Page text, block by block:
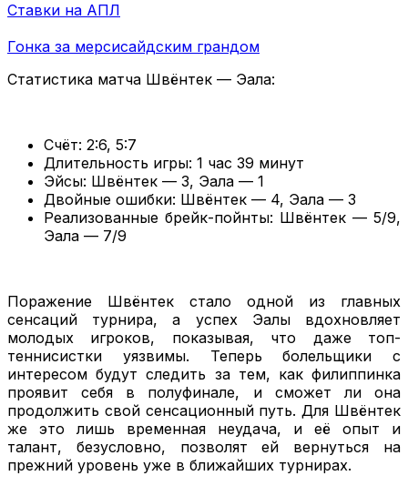
Ставки на АПЛ
Гонка за мерсисайдским грандом
Статистика матча Швёнтек — Эала:
Счёт: 2:6, 5:7
Длительность игры: 1 час 39 минут
Эйсы: Швёнтек — 3, Эала — 1
Двойные ошибки: Швёнтек — 4, Эала — 3
Реализованные брейк-пойнты: Швёнтек — 5/9,
Эала — 7/9
Поражение Швёнтек стало одной из главных
сенсаций турнира, а успех Эалы вдохновляет
молодых игроков, показывая, что даже топ-
теннисистки уязвимы. Теперь болельщики с
интересом будут следить за тем, как филиппинка
проявит себя в полуфинале, и сможет ли она
продолжить свой сенсационный путь. Для Швёнтек
же это лишь временная неудача, и её опыт и
талант, безусловно, позволят ей вернуться на
прежний уровень уже в ближайших турнирах.